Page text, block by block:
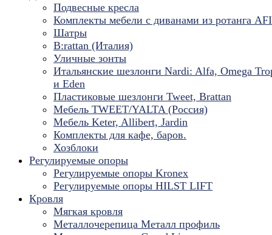
Подвесные кресла
Комплекты мебели с диванами из ротанга
Шатры
B:rattan (Италия)
Уличные зонты
Итальянские шезлонги Nardi: Alfa, Omega
и Eden
Пластиковые шезлонги Tweet, Brattan
Мебель TWEET/YALTA (Россия)
Мебель Keter, Allibert, Jardin
Комплекты для кафе, баров.
Хозблоки
Регулируемые опоры
Регулируемые опоры Kronex
Регулируемые опоры HILST LIFT
Кровля
Мягкая кровля
Металлочерепица Металл профиль